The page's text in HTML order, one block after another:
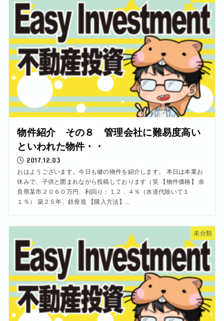
物件紹介 その８ 管理会社に難易度高い
といわれた物件・・
2017.12.03
おはようございます。今日も健の物件を紹介します。 本日は本業お
休みで、子供と囲まれながら投稿しております（笑 【物件価格】 奈
良県某市２０６０万円、利回り：１２．４％（水道代除いて１
１％） 築２５年、鉄骨造 【購入方法】...
未分類